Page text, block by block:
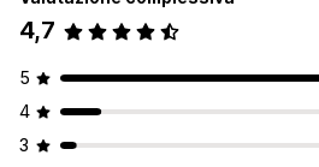
4,7
5
4
3